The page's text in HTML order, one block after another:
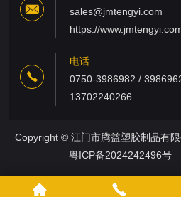
sales@jmtengyi.com
https://
电话
0750-3986982 /
13702240266
Copyright © 江门市腾益塑胶制品有
粤ICP备2024242496号